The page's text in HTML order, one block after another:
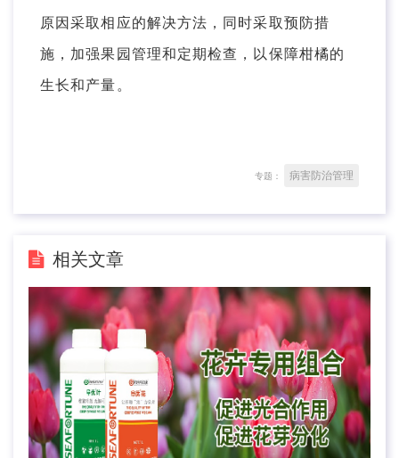
原因采取相应的解决方法，同时采取预防措
施，加强果园管理和定期检查，以保障柑橘的
生长和产量。
专题： 病害防治管理
相关文章